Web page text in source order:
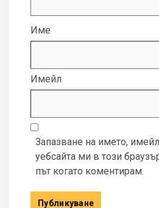
Име
Имейл
Запазване на името,
уебсайта ми в този
път когато коментирам.